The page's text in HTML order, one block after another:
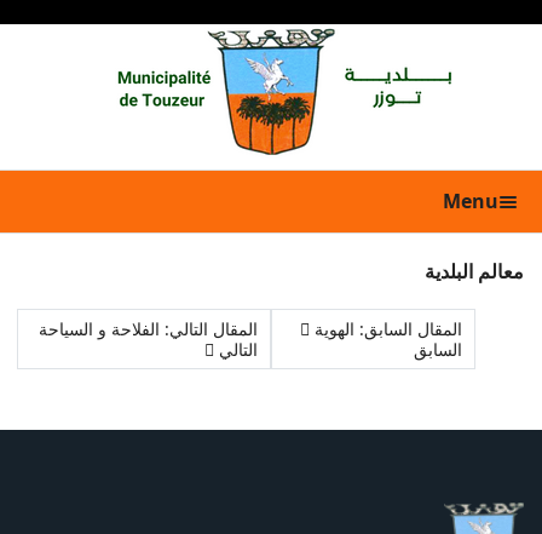
Menu
معالم البلدية
المقال السابق: الهوية
السابق
المقال التالي: الفلاحة و السياحة
التالي